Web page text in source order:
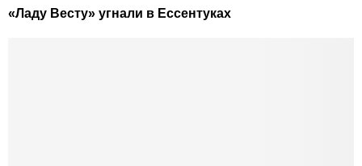
«Ладу Весту» угнали в Ессентуках